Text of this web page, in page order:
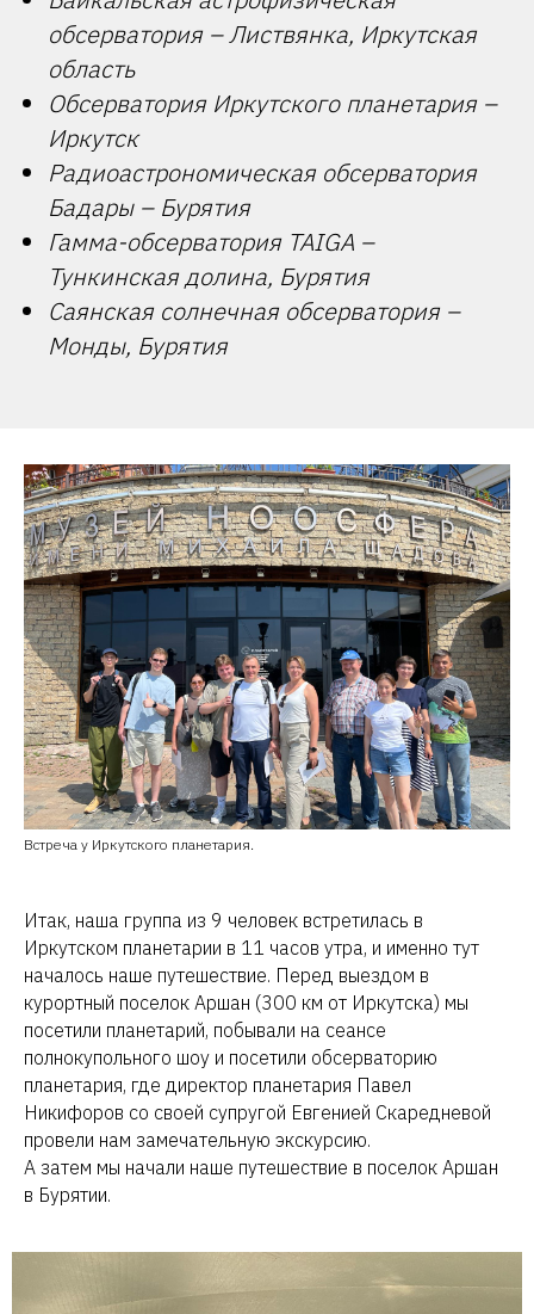
обсерватория – Листвянка, Иркутская
область
Обсерватория Иркутского планетария –
Иркутск
Радиоастрономическая обсерватория
Бадары – Бурятия
Гамма-обсерватория TAIGA –
Тункинская долина, Бурятия
Саянская солнечная обсерватория –
Монды, Бурятия
Встреча у Иркутского планетария.
Итак, наша группа из 9 человек встретилась в
Иркутском планетарии в 11 часов утра, и именно тут
началось наше путешествие. Перед выездом в
курортный поселок Аршан (300 км от Иркутска) мы
посетили планетарий, побывали на сеансе
полнокупольного шоу и посетили обсерваторию
планетария, где директор планетария Павел
Никифоров со своей супругой Евгенией Скаредневой
провели нам замечательную экскурсию.
А затем мы начали наше путешествие в поселок Аршан
в Бурятии.